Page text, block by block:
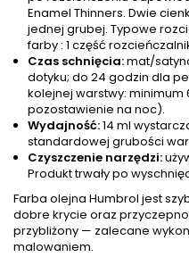
Enamel Thinners. Dwie
jednej grubej. Typowe
farby : 1 część
Czas schnięcia:mat/
dotyku; do 24 godzin dla
kolejnej warstwy:
pozostawienie na noc).
Wydajność:14 ml
standardowej grubości
Czyszczenie narzędzi:
Produkt trwały po
Farba olejna Humbrol jest
dobre krycie oraz
przybliżony — zalecane
malowaniem.